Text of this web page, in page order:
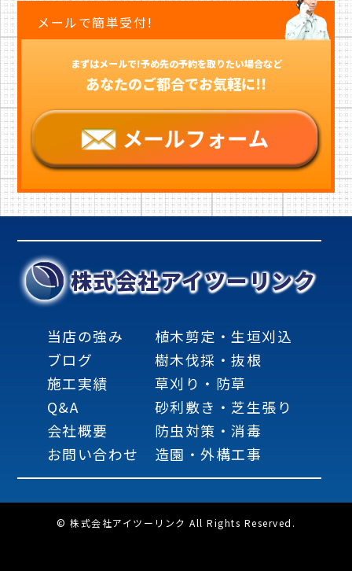
メールで簡単受付!
まずはメールで!予め先の予約を取りたい場合など
あなたのご都合でお気軽に!!
株式会社アイツーリンク
当店の強み
ブログ
施工実績
Q&A
会社概要
お問い合わせ
植木剪定・生垣刈込
樹木伐採・抜根
草刈り・防草
砂利敷き・芝生張り
防虫対策・消毒
造園・外構工事
© 株式会社アイツーリンク All Rights Reserved.